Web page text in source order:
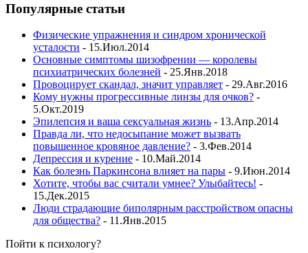
Популярные статьи
Физические упражнения и синдром хронической
усталости - 15.Июл.2014
Основные симптомы шизофрении — королевы
психиатрических болезней - 25.Янв.2018
Провоцирует скандал, значит управляет - 29.Авг.2016
Кому нужны прогрессивные линзы для очков? -
5.Окт.2019
Эпилепсия и ваша сексуальная жизнь - 13.Апр.2014
Правда ли, что недосыпание может вызвать
повышенное кровяное давление? - 3.Фев.2014
Депрессия и курение - 10.Май.2014
Как болезнь Паркинсона влияет на пары - 9.Июн.2014
Хотите, чтобы вас считали умнее? Улыбайтесь! -
15.Дек.2015
Люди страдающие биполярным расстройством опасны
для общества? - 11.Янв.2015
Пойти к психологу?